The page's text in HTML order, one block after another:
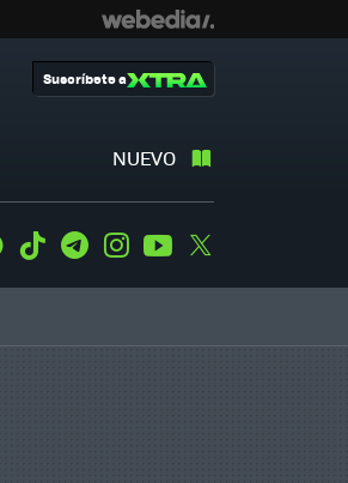
NUEVO
Suscríbete a
WhatsApp
Tiktok TelegramInstagramYoutube